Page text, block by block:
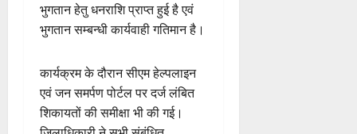
भुगतान हेतु धनराशि प्राप्त हुई है एवं
भुगतान सम्बन्धी कार्यवाही गतिमान है।
कार्यक्रम के दौरान सीएम हेल्पलाइन
एवं जन समर्पण पोर्टल पर दर्ज लंबित
शिकायतों की समीक्षा भी की गई।